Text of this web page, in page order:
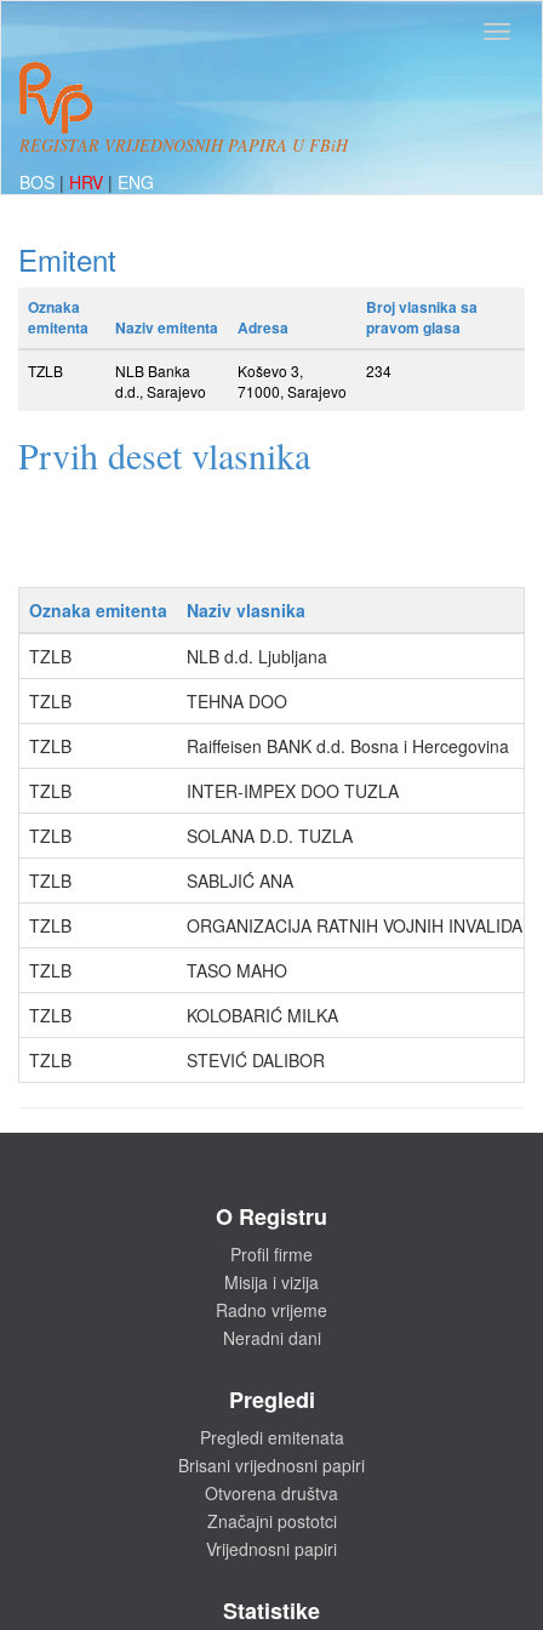
REGISTAR VRIJEDNOSNIH PAPIRA U FBiH
BOS | HRV | ENG
Emitent
Oznaka
emitenta
Naziv emitenta Adresa
Broj vlasnika sa
pravom glasa
TZLB
NLB Banka
d.d., Sarajevo
Koševo 3,
71000, Sarajevo
234
Prvih deset vlasnika
Oznaka emitenta
Naziv vlasnika
TZLB
NLB d.d. Ljubljana
TZLB
TEHNA DOO
TZLB
Raiffeisen BANK d.d. Bosna i Hercegovina
TZLB
INTER-IMPEX DOO TUZLA
TZLB
SOLANA D.D. TUZLA
TZLB
SABLJIĆ ANA
TZLB
ORGANIZACIJA RATNIH VOJNIH INVALIDA
TZLB
TASO MAHO
TZLB
KOLOBARIĆ MILKA
TZLB
STEVIĆ DALIBOR
O Registru
Profil firme
Misija i vizija
Radno vrijeme
Neradni dani
Pregledi
Pregledi emitenata
Brisani vrijednosni papiri
Otvorena društva
Značajni postotci
Vrijednosni papiri
Statistike